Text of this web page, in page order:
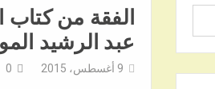
الفقة من
عبد الرشيد
9 أغسطس، 2015 0